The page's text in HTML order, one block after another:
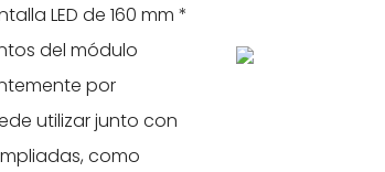
LED de 160 mm *
del módulo
por
utilizar junto con
como